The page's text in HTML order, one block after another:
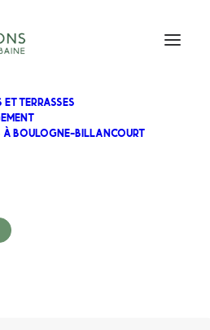
TERRASSES
À BOULOGNE-BILLANCOURT
haies et
public